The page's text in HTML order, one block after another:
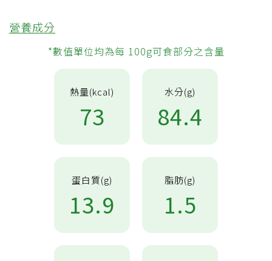
營養成分
*數值單位均為每 100g可食部分之含量
熱量(kcal)
73
水分(g)
84.4
蛋白質(g)
13.9
脂肪(g)
1.5